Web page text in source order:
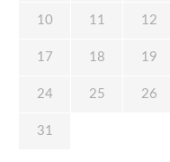
10 11 12
17 18 19
24 25 26
31